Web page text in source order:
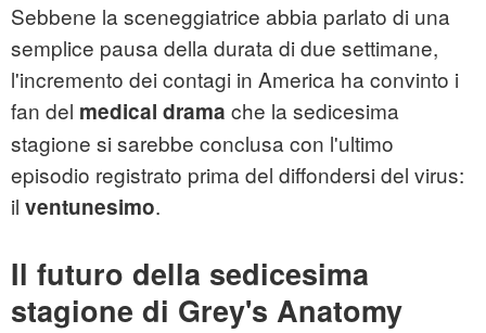
Sebbene la sceneggiatrice abbia parlato di una
semplice pausa della durata di due settimane,
l'incremento dei contagi in America ha convinto i
fan del medical drama che la sedicesima
stagione si sarebbe conclusa con l'ultimo
episodio registrato prima del diffondersi del virus:
il ventunesimo.
Il futuro della sedicesima
stagione di Grey's Anatomy